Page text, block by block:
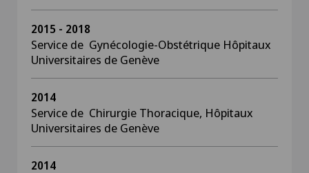
2015 - 2018
Service de Gynécologie-Obstétrique Hôpitaux
Universitaires de Genève
2014
Service de Chirurgie Thoracique, Hôpitaux
Universitaires de Genève
2014